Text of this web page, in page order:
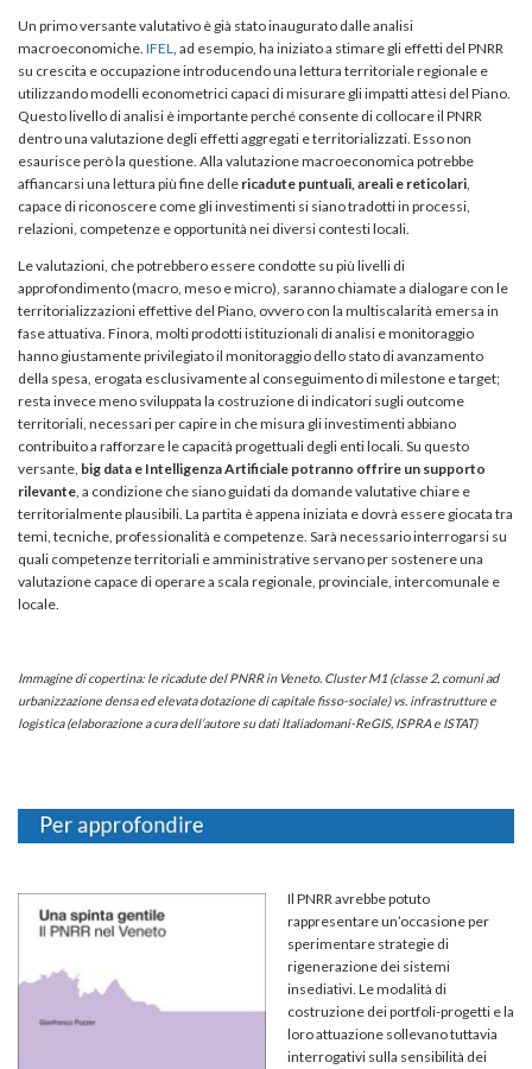
Un primo versante valutativo è già stato inaugurato dalle analisi
macroeconomiche. IFEL, ad esempio, ha iniziato a stimare gli effetti del PNRR
su crescita e occupazione introducendo una lettura territoriale regionale e
utilizzando modelli econometrici capaci di misurare gli impatti attesi del Piano.
Questo livello di analisi è importante perché consente di collocare il PNRR
dentro una valutazione degli effetti aggregati e territorializzati. Esso non
esaurisce però la questione. Alla valutazione macroeconomica potrebbe
affiancarsi una lettura più fine delle ricadute puntuali, areali e reticolari,
capace di riconoscere come gli investimenti si siano tradotti in processi,
relazioni, competenze e opportunità nei diversi contesti locali.
Le valutazioni, che potrebbero essere condotte su più livelli di
approfondimento (macro, meso e micro), saranno chiamate a dialogare con le
territorializzazioni effettive del Piano, ovvero con la multiscalarità emersa in
fase attuativa. Finora, molti prodotti istituzionali di analisi e monitoraggio
hanno giustamente privilegiato il monitoraggio dello stato di avanzamento
della spesa, erogata esclusivamente al conseguimento di milestone e target;
resta invece meno sviluppata la costruzione di indicatori sugli outcome
territoriali, necessari per capire in che misura gli investimenti abbiano
contribuito a rafforzare le capacità progettuali degli enti locali. Su questo
versante, big data e Intelligenza Artificiale potranno offrire un supporto
rilevante, a condizione che siano guidati da domande valutative chiare e
territorialmente plausibili. La partita è appena iniziata e dovrà essere giocata tra
temi, tecniche, professionalità e competenze. Sarà necessario interrogarsi su
quali competenze territoriali e amministrative servano per sostenere una
valutazione capace di operare a scala regionale, provinciale, intercomunale e
locale.
Immagine di copertina: le ricadute del PNRR in Veneto. Cluster M1 (classe 2, comuni ad
urbanizzazione densa ed elevata dotazione di capitale fisso-sociale) vs. infrastrutture e
logistica (elaborazione a cura dell’autore su dati Italiadomani-ReGIS, ISPRA e ISTAT)
Il PNRR avrebbe potuto
rappresentare un’occasione per
sperimentare strategie di
rigenerazione dei sistemi
insediativi. Le modalità di
costruzione dei portfoli-progetti e la
loro attuazione sollevano tuttavia
interrogativi sulla sensibilità dei